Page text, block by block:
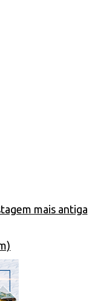
mais antiga